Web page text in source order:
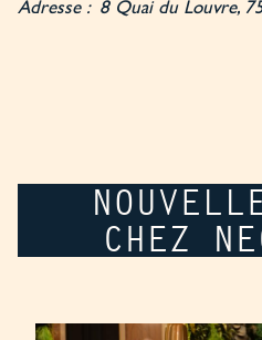
Adresse : 8 Quai du Louvre,
CHEZ